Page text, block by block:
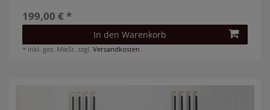
199,00 € *
In den Warenkorb
* inkl. ges. MwSt. zzgl.Versandkosten